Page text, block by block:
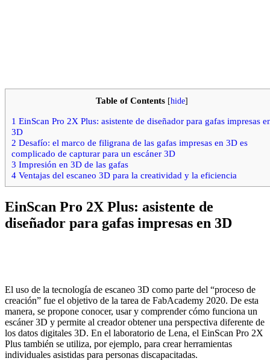
Table of Contents [hide]
1 EinScan Pro 2X Plus: asistente de diseñador para gafas impresas
3D
2 Desafío: el marco de filigrana de las gafas impresas en 3D es
complicado de capturar para un escáner 3D
3 Impresión en 3D de las gafas
4 Ventajas del escaneo 3D para la creatividad y la eficiencia
EinScan Pro 2X Plus: asistente de
diseñador para gafas impresas en 3D
El uso de la tecnología de escaneo 3D como parte del “proceso de
creación” fue el objetivo de la tarea de FabAcademy 2020. De esta
manera, se propone conocer, usar y comprender cómo funciona un
escáner 3D y permite al creador obtener una perspectiva diferente de
los datos digitales 3D. En el laboratorio de Lena, el EinScan Pro 2X
Plus también se utiliza, por ejemplo, para crear herramientas
individuales asistidas para personas discapacitadas.